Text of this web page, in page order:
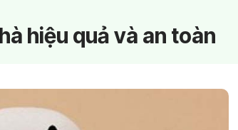
hiệu quả và an toàn